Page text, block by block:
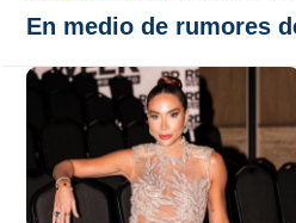
En medio de rumores